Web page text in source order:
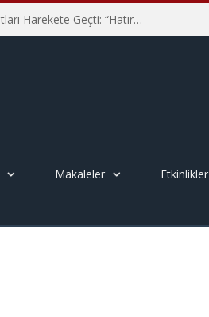
Hiroşima’nın 81. Yılında İtalyan Savaş Karşıtları Harekete Geçti: “Hatırlamak yeterli değil”
Makaleler Etkinlikler